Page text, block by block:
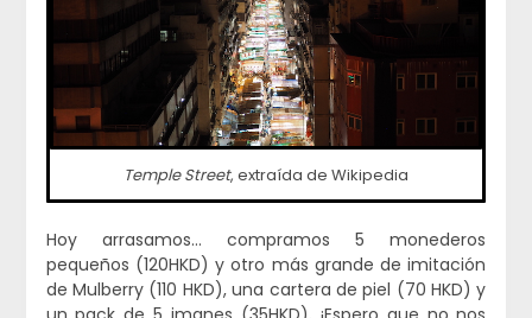
Temple Street, extraída de Wikipedia
Hoy arrasamos… compramos 5 monederos
pequeños (120HKD) y otro más grande de imitación
de Mulberry (110 HKD), una cartera de piel (70 HKD) y